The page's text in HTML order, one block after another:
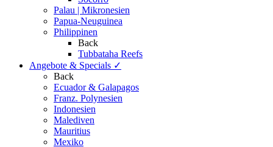
Palau | Mikronesien
Papua-Neuguinea
Philippinen
Back
Tubbataha Reefs
Angebote & Specials ✓
Back
Ecuador & Galapagos
Franz. Polynesien
Indonesien
Malediven
Mauritius
Mexiko